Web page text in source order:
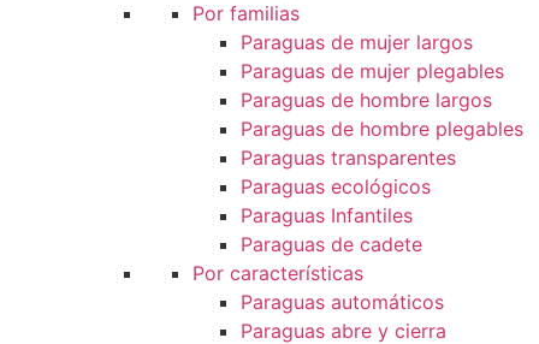
Por familias
Paraguas de mujer largos
Paraguas de mujer plegables
Paraguas de hombre largos
Paraguas de hombre plegables
Paraguas transparentes
Paraguas ecológicos
Paraguas Infantiles
Paraguas de cadete
Por características
Paraguas automáticos
Paraguas abre y cierra